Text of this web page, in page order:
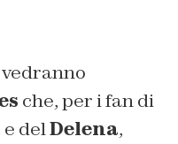
che, per i fan di
e delDelena,